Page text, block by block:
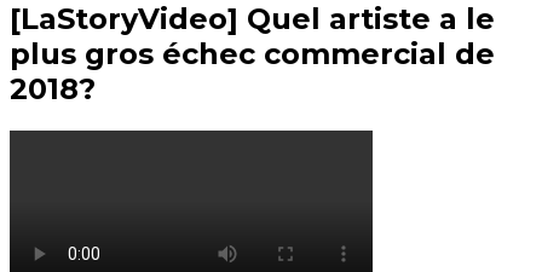
[LaStoryVideo] Quel artiste a le
plus gros échec commercial de
2018?